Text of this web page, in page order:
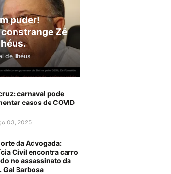
puder!
Zé
de Ilhéus
carnaval pode
casos de COVID
03, 2025
da Advogada:
Civil encontra carro
no assassinato da
Gal Barbosa